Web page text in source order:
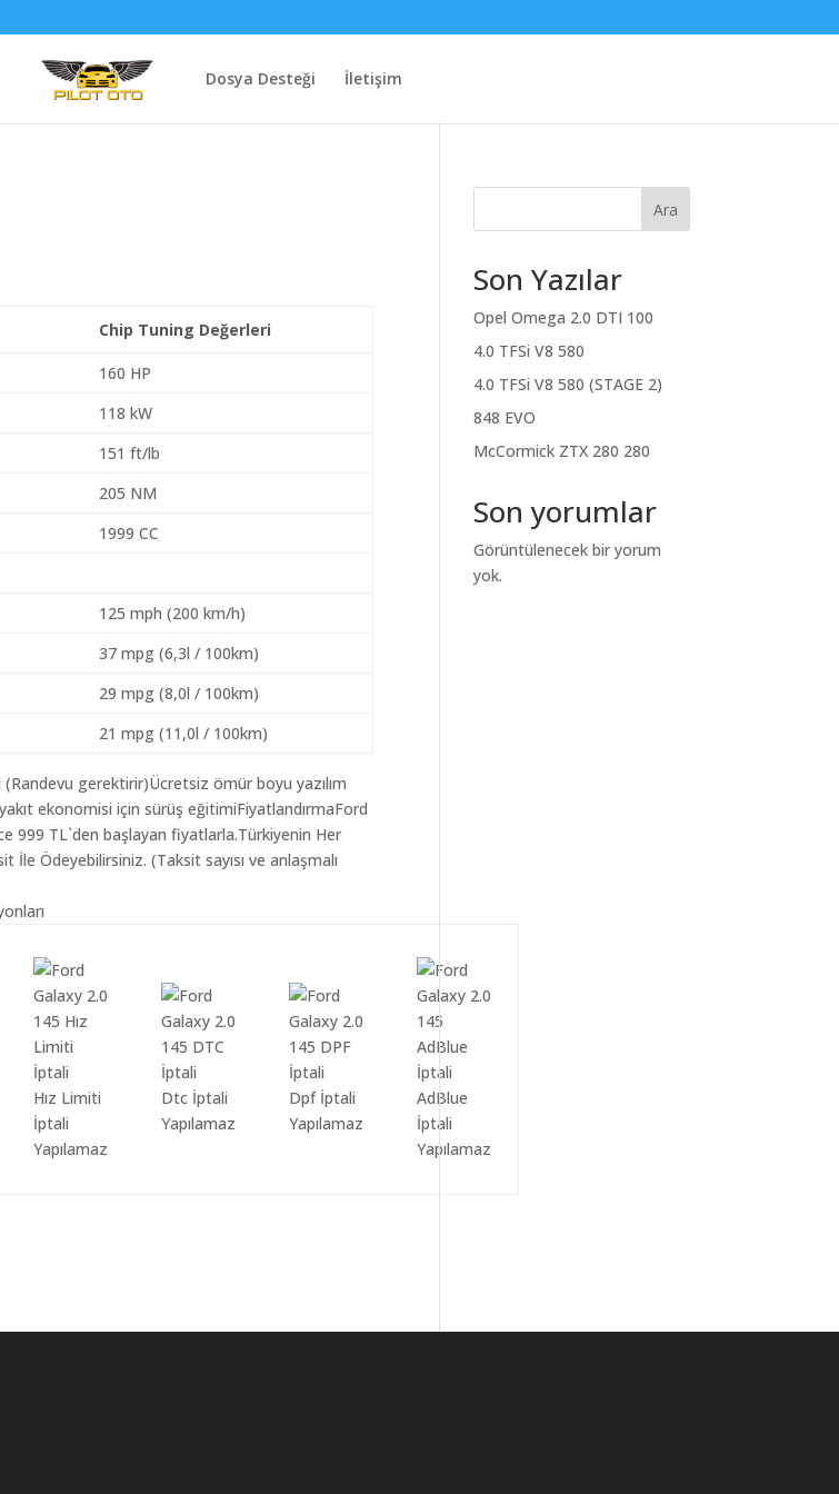
Dosya Desteği İletişim
Chip Tuning Değerleri
160 HP
118 kW
151 ft/lb
205 NM
1999 CC
125 mph (200 km/h)
37 mpg (6,3l / 100km)
29 mpg (8,0l / 100km)
21 mpg (11,0l / 100km)
gerektirir)Ücretsiz ömür boyu yazılım
ekonomisi için sürüş eğitimiFiyatlandırmaFord
999 TL`den başlayan fiyatlarla.Türkiyenin Her
Ödeyebilirsiniz. (Taksit sayısı ve anlaşmalı
Hız Limiti
İptali
Yapılamaz
Dtc İptali
Yapılamaz
Dpf İptali
Yapılamaz
AdBlue
İptali
Yapılamaz
Ara
Son Yazılar
Opel Omega 2.0 DTI 100
4.0 TFSi V8 580
4.0 TFSi V8 580 (STAGE 2)
848 EVO
McCormick ZTX 280 280
Son yorumlar
Görüntülenecek bir yorum
yok.